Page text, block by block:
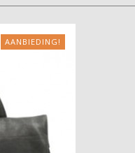
AANBIEDING!